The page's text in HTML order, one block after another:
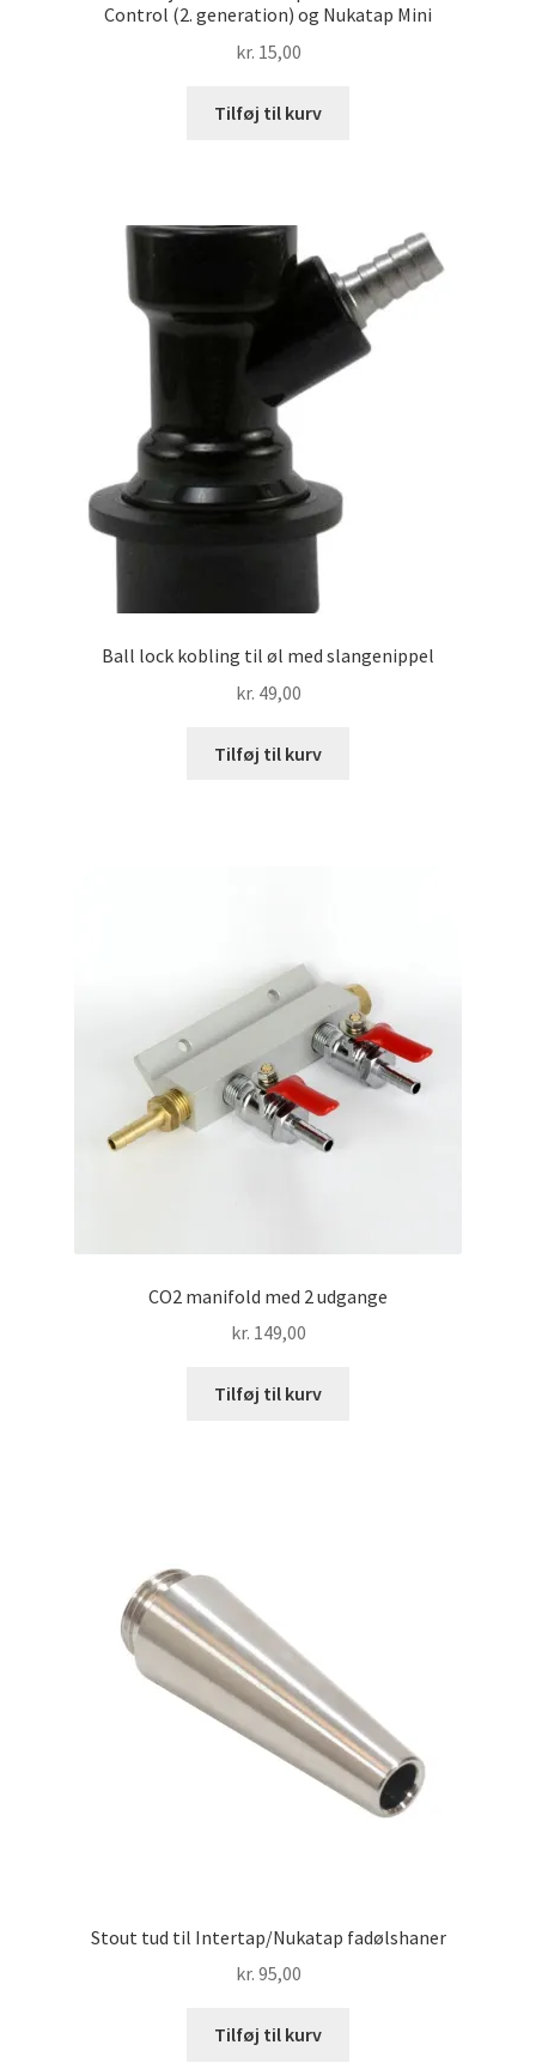
Control (2. generation) og Nukatap Mini
kr. 15,00
Tilføj til kurv
Ball lock kobling til øl med slangenippel
kr. 49,00
Tilføj til kurv
CO2 manifold med 2 udgange
kr. 149,00
Tilføj til kurv
Stout tud til Intertap/Nukatap fadølshaner
kr. 95,00
Tilføj til kurv